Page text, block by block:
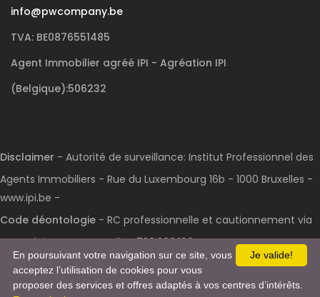
info@pwcompany.be
TVA: BE0876551485
Agent Immobilier agréé IPI - Agréation IPI
(Belgique):506232
Disclaimer - Autorité de surveillance: Institut Professionnel des
Agents Immobiliers - Rue du Luxembourg 16b - 1000 Bruxelles -
www.ipi.be -
Code déontologie - RC professionnelle et cautionnement via
AXA Belgium S.A. : n° police 730.390.160
Je valide!
En poursuivant votre navigation sur ce site, vous
acceptez l’utilisation de cookies pour vous
proposer des services et offres adaptés à vos centres d’intérêts.